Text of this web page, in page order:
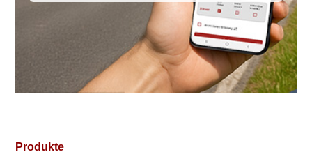
Produkte